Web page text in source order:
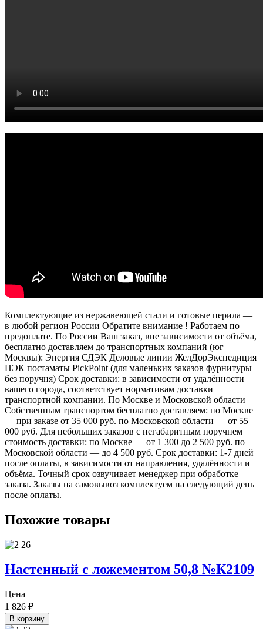
Комплектующие из нержавеющей стали и готовые перила —
в любой регион России Обратите внимание ! Работаем по
предоплате. По России Ваш заказ, вне зависимости от объёма,
бесплатно доставляем до транспортных компаний (юг
Москвы): Энергия СДЭК Деловые линии ЖелДорЭкспедиция
ПЭК постаматы PickPoint (для маленьких заказов фурнитуры
без поручня) Срок доставки: в зависимости от удалённости
вашего города, соответствует нормативам доставки
транспортной компании. По Москве и Московской области
Собственным транспортом бесплатно доставляем: по Москве
— при заказе от 35 000 руб. по Московской области — от 55
000 руб. Для небольших заказов с негабаритным поручнем
стоимость доставки: по Москве — от 1 300 до 2 500 руб. по
Московской области — до 4 500 руб. Срок доставки: 1-7 дней
после оплаты, в зависимости от направления, удалённости и
объёма. Точный срок озвучивает менеджер при обработке
заказа. Заказы на самовывоз комплектуем на следующий день
после оплаты.
Похожие товары
Настенный с ложементом 50,8 №К2109
Цена
1 826 ₽
В корзину